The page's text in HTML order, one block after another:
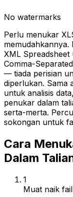
No watermarks
Perlu menukar
XML Spreadsheet
Comma-
— tiada perisian
diperlukan. Sama
untuk analisis
penukar dalam
serta-merta.
sokongan untuk
Cara
Dalam
1
Muat naik